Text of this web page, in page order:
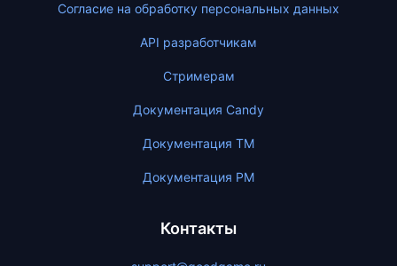
Согласие на обработку персональных данных
API разработчикам
Стримерам
Документация Candy
Документация ТМ
Документация PM
Контакты